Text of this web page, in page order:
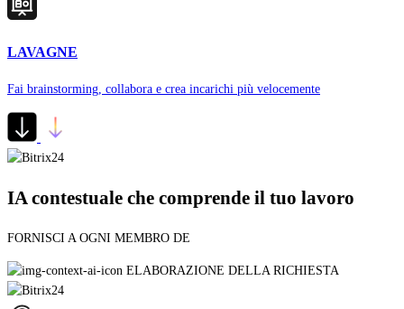
LAVAGNE
Fai brainstorming, collabora e crea incarichi più velocemente
IA contestuale che comprende il tuo lavoro
FORNISCI A OGNI MEMBRO DEL TEAM UN ASSISTENTE IA P
ELABORAZIONE DELLA RICHIESTA